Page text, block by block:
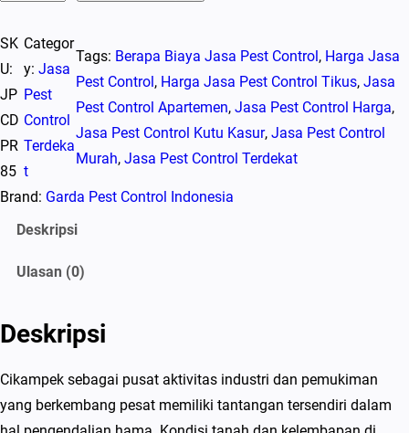
a
n
t
i
t
a
s
P
s
t
C
SK
U:
JP
CD
PR
85
Categor
y: Jasa
Pest
Control
Terdeka
t
Tags: Berapa Biaya Jasa Pest Control , Harga Jasa
Pest Control , Harga Jasa Pest Control Tikus, Jasa
Pest Control Apartemen, Jasa Pest Control Harga,
Jasa Pest Control Kutu Kasur, Jasa Pest Control
Murah, Jasa Pest Control Terdekat
Brand: Garda Pest Control Indonesia
Deskripsi
Ulasan (0)
Deskripsi
Cikampek sebagai pusat aktivitas industri dan pemukiman
yang berkembang pesat memiliki tantangan tersendiri dalam